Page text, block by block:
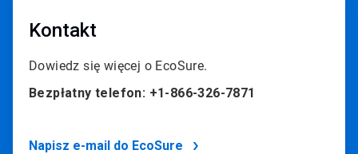
Kontakt
Dowiedz się więcej o EcoSure.
Bezpłatny telefon: +1-866-326-7871
Napisz e-mail do EcoSure